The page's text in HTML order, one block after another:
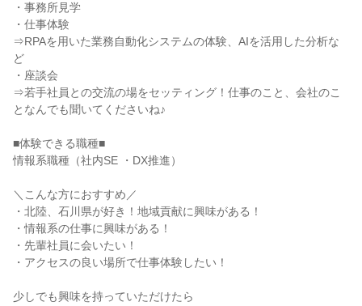
・事務所見学
・仕事体験
⇒RPAを用いた業務自動化システムの体験、AIを活用した分析な
ど
・座談会
⇒若手社員との交流の場をセッティング！仕事のこと、会社のこ
となんでも聞いてくださいね♪
■体験できる職種■
情報系職種（社内SE ・DX推進）
＼こんな方におすすめ／
・北陸、石川県が好き！地域貢献に興味がある！
・情報系の仕事に興味がある！
・先輩社員に会いたい！
・アクセスの良い場所で仕事体験したい！
少しでも興味を持っていただけたら